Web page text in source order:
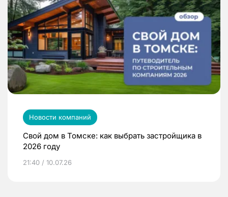
Новости компаний
Свой дом в Томске: как выбрать застройщика в
2026 году
21:40 / 10.07.26